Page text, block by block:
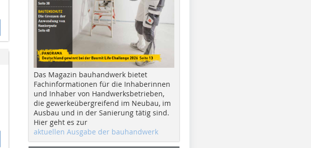
Das Magazin bauhandwerk bietet
Fachinformationen für die Inhaberinnen
und Inhaber von Handwerksbetrieben,
die gewerkeübergreifend im Neubau, im
Ausbau und in der Sanierung tätig sind.
Hier geht es zur
aktuellen Ausgabe der bauhandwerk